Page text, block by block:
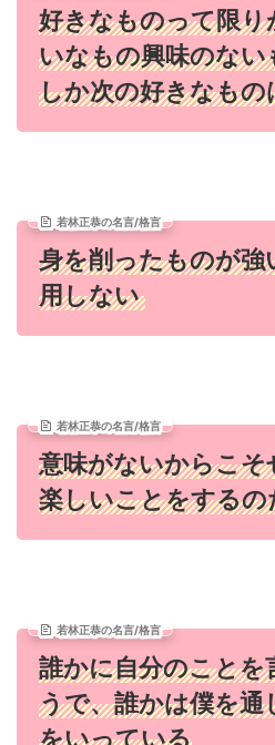
好きなものって限り
いなもの興味のな
しか次の好きなもの
若林正恭の名言/格言
身を削ったものが強
用しない
若林正恭の名言/格言
意味がないからこ
楽しいことをする
若林正恭の名言/格言
誰かに自分のことを
うで、誰かは僕を通
をいっている